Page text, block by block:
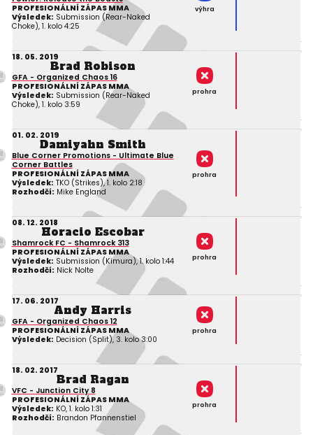
PROFESIONÁLNÍ ZÁPAS MMA
Výsledek: Submission (Rear-Naked
Choke), 1. kolo 4:25
výhra
18. 05. 2019
Brad Robison
GFA - Organized Chaos 16
PROFESIONÁLNÍ ZÁPAS MMA
Výsledek: Submission (Rear-Naked
Choke), 1. kolo 3:59
prohra
01. 02. 2019
Damiyahn Smith
Blue Corner Promotions - Ultimate Blue
Corner Battles
PROFESIONÁLNÍ ZÁPAS MMA
Výsledek: TKO (Strikes), 1. kolo 2:18
Rozhodčí: Mike England
prohra
08. 12. 2018
Horacio Escobar
Shamrock FC - Shamrock 313
PROFESIONÁLNÍ ZÁPAS MMA
Výsledek: Submission (Kimura), 1. kolo 1:44
Rozhodčí: Nick Nolte
prohra
17. 06. 2017
Andy Harris
GFA - Organized Chaos 12
PROFESIONÁLNÍ ZÁPAS MMA
Výsledek: Decision (Split), 3. kolo 3:00
prohra
18. 02. 2017
Brad Ragan
VFC - Junction City 8
PROFESIONÁLNÍ ZÁPAS MMA
Výsledek: KO, 1. kolo 1:31
Rozhodčí: Brandon Pfannenstiel
prohra